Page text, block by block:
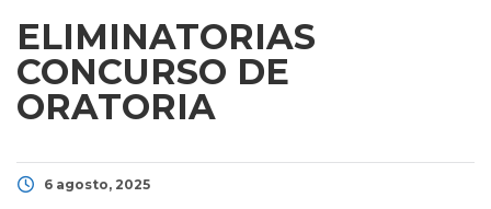
ELIMINATORIAS
CONCURSO DE
ORATORIA
6 agosto, 2025